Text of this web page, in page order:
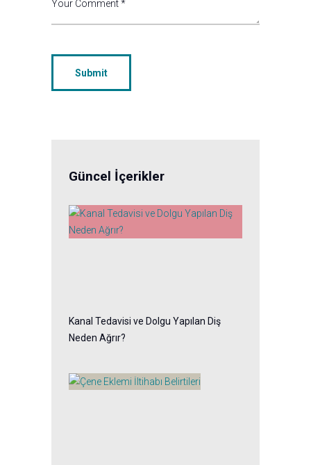
Güncel İçerikler
Kanal Tedavisi ve Dolgu Yapılan Diş
Neden Ağrır?